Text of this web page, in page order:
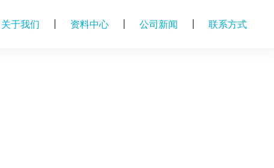
关于我们 资料中心 公司新闻 联系方式